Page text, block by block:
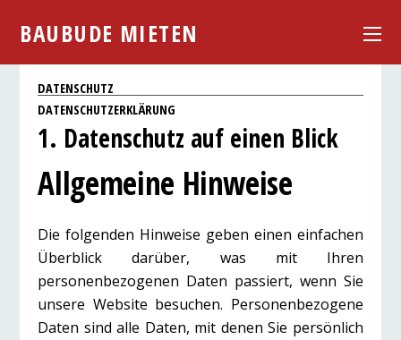
BAUBUDE MIETEN
DATENSCHUTZ
DATENSCHUTZERKLÄRUNG
1. Datenschutz auf einen Blick
Allgemeine Hinweise
Die folgenden Hinweise geben einen einfachen
Überblick darüber, was mit Ihren
personenbezogenen Daten passiert, wenn Sie
unsere Website besuchen. Personenbezogene
Daten sind alle Daten, mit denen Sie persönlich